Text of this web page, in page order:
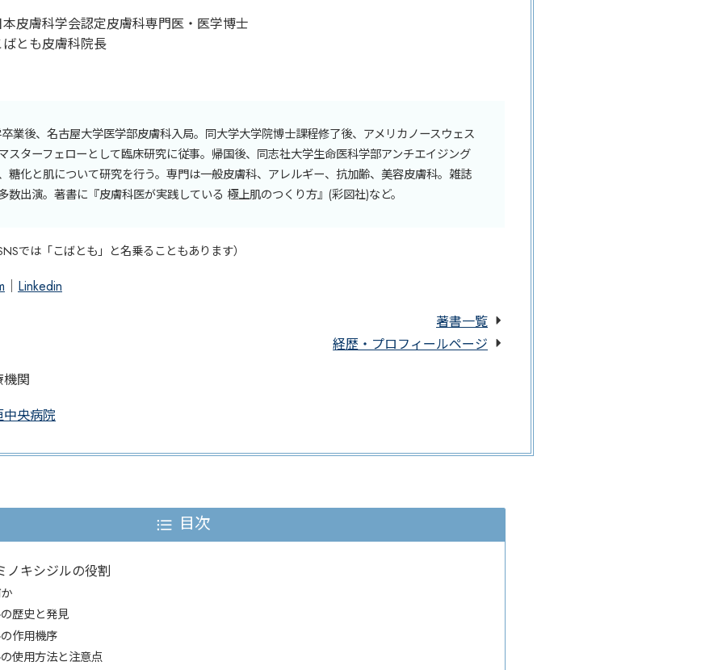
本皮膚科学会認定皮膚科専門医・医学博士
ばとも皮膚科院長
業後、名古屋大学医学部皮膚科入局。同大学大学院博士課程修了後、アメリカノースウェス
スターフェローとして臨床研究に従事。帰国後、同志社大学生命医科学部アンチエイジング
糖化と肌について研究を行う。専門は一般皮膚科、アレルギー、抗加齢、美容皮膚科。雑誌
数出演。著書に『皮膚科医が実践している 極上肌のつくり方』(彩図社)など。
SNSでは「こばとも」と名乗ることもあります）
Linkedin
著書一覧
経歴・プロフィールページ
機関
央病院
目次
ノキシジルの役割
歴史と発見
作用機序
使用方法と注意点